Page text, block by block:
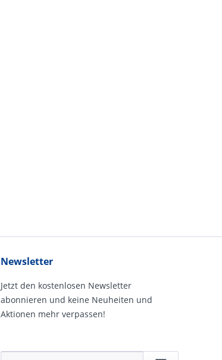
Newsletter
Jetzt den kostenlosen Newsletter
abonnieren und keine Neuheiten und
Aktionen mehr verpassen!